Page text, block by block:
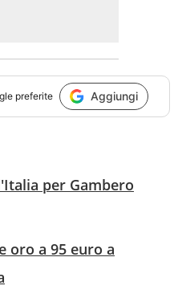
preferite Aggiungi
per Gambero
oro a 95 euro a